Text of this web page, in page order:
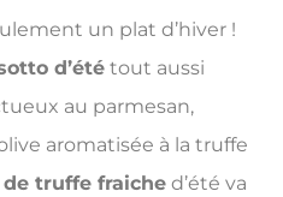
un plat d’hiver !
d’été tout aussi
au parmesan,
aromatisée à la truffe
de truffe fraiche d’été va